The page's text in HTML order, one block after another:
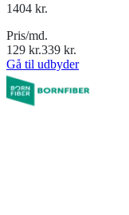
1404 kr.
Pris/md.
129 kr.339 kr.
Gå til udbyder